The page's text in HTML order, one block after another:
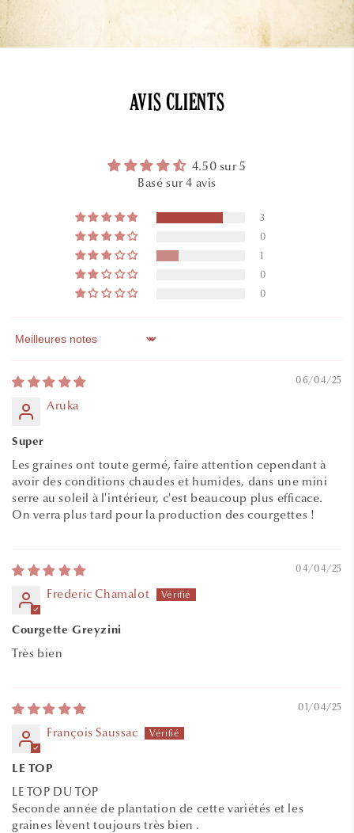
AVIS CLIENTS
4.50 sur 5
Basé sur 4 avis
3
0
1
0
0
Sort by
06/04/25
Aruka
Super
Les graines ont toute germé, faire attention cependant à
avoir des conditions chaudes et humides, dans une mini
serre au soleil à l'intérieur, c'est beaucoup plus efficace.
On verra plus tard pour la production des courgettes !
04/04/25
Frederic Chamalot
Courgette Greyzini
Très bien
01/04/25
François Saussac
LE TOP
LE TOP DU TOP
Seconde année de plantation de cette variétés et les
graines lèvent toujours très bien .